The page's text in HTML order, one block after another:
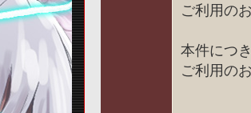
ご利用の
本件につ
ご利用の